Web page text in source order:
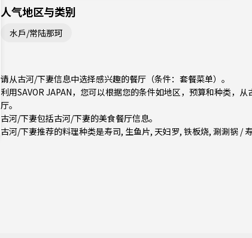
人气地区与类别
水戶/常陆那珂
请从古河/下妻信息中选择感兴趣的餐厅（条件：套餐菜单）。
利用SAVOR JAPAN，您可以根据您的条件如地区，预算和种类，
厅。
古河/下妻包括古河/下妻的美食餐厅信息。
古河/下妻推荐的料理种类是寿司, 生鱼片, 天妇罗, 铁板烧, 涮涮锅 /